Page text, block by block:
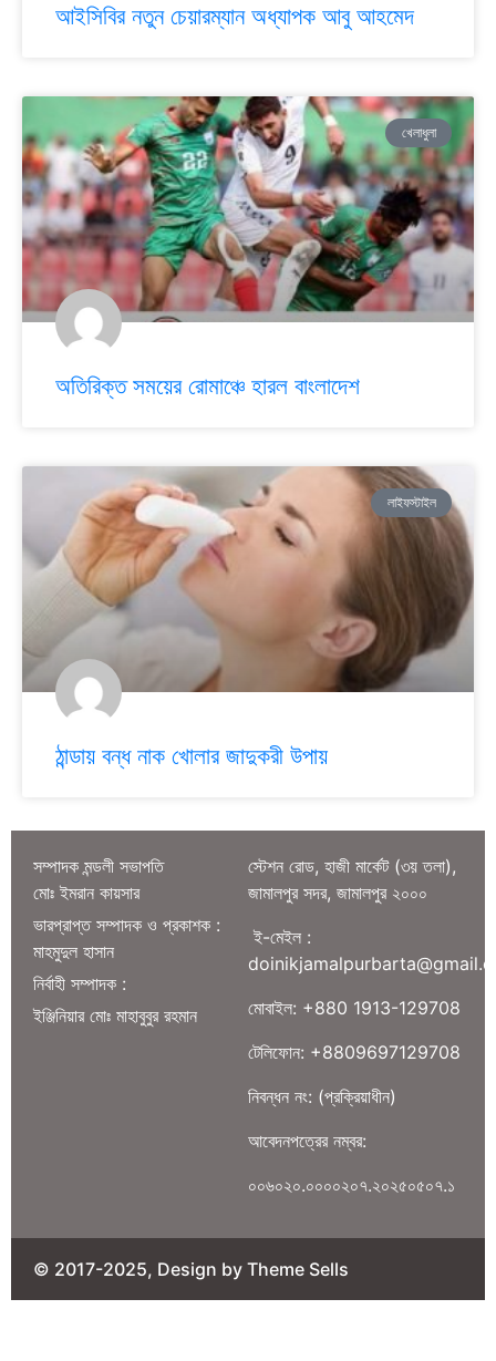
আইসিবির নতুন চেয়ারম্যান অধ্যাপক আবু আহমেদ
খেলাধুলা
অতিরিক্ত সময়ের রোমাঞ্চে হারল বাংলাদেশ
লাইফস্টাইল
ঠান্ডায় বন্ধ নাক খোলার জাদুকরী উপায়
সম্পাদক মন্ডলী সভাপতি
মোঃ ইমরান কায়সার
ভারপ্রাপ্ত সম্পাদক ও প্রকাশক :
মাহমুদুল হাসান
নির্বাহী সম্পাদক :
ইঞ্জিনিয়ার মোঃ মাহাবুবুর রহমান
স্টেশন রোড, হাজী মার্কেট (৩য় তলা),
জামালপুর সদর, জামালপুর ২০০০
ই-মেইল :
মোবাইল: +880 1913-129708
টেলিফোন: +8809697129708
নিবন্ধন নং: (প্রক্রিয়াধীন)
আবেদনপত্রের নম্বর:
০০৬০২০.০০০০২০৭.২০২৫০৫০৭.১
© 2017-2025, Design by Theme Sells